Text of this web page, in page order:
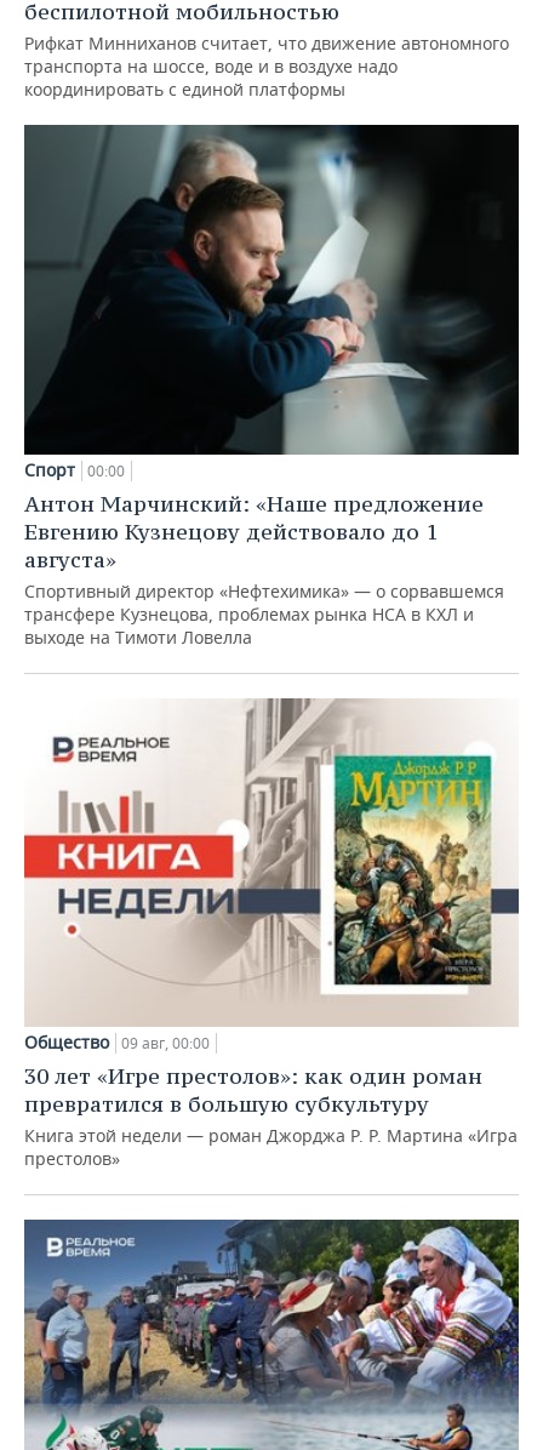
беспилотной мобильностью
Рифкат Минниханов считает, что движение автономного
транспорта на шоссе, воде и в воздухе надо
координировать с единой платформы
Спорт 00:00
Антон Марчинский: «Наше предложение
Евгению Кузнецову действовало до 1
августа»
Спортивный директор «Нефтехимика» — о сорвавшемся
трансфере Кузнецова, проблемах рынка НСА в КХЛ и
выходе на Тимоти Ловелла
Общество 09 авг, 00:00
30 лет «Игре престолов»: как один роман
превратился в большую субкультуру
Книга этой недели — роман Джорджа Р. Р. Мартина «Игра
престолов»